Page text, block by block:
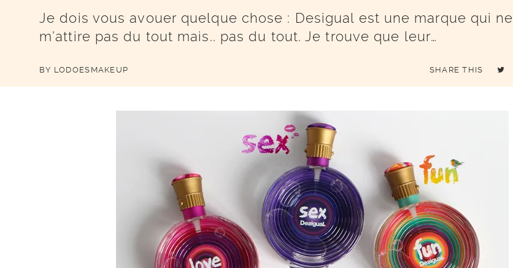
Je dois vous avouer quelque chose : Desigual est une marque qui ne
m’attire pas du tout mais.. pas du tout. Je trouve que leur…
BY LODOESMAKEUP SHARE THIS